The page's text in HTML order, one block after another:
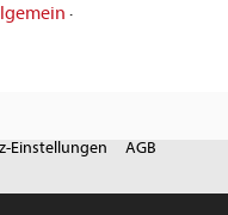
·
Einstellungen AGB